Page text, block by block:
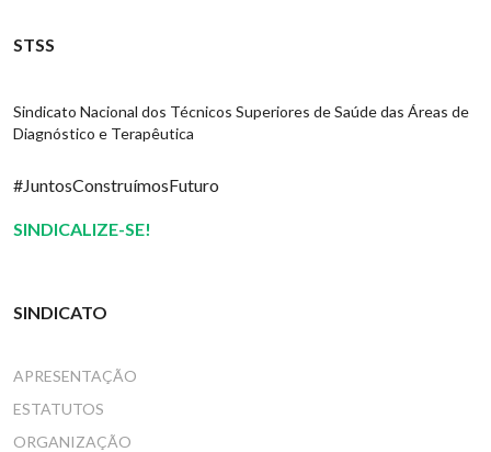
STSS
Sindicato Nacional dos Técnicos Superiores de Saúde das Áreas de
Diagnóstico e Terapêutica
#JuntosConstruímosFuturo
SINDICALIZE-SE!
SINDICATO
APRESENTAÇÃO
ESTATUTOS
ORGANIZAÇÃO